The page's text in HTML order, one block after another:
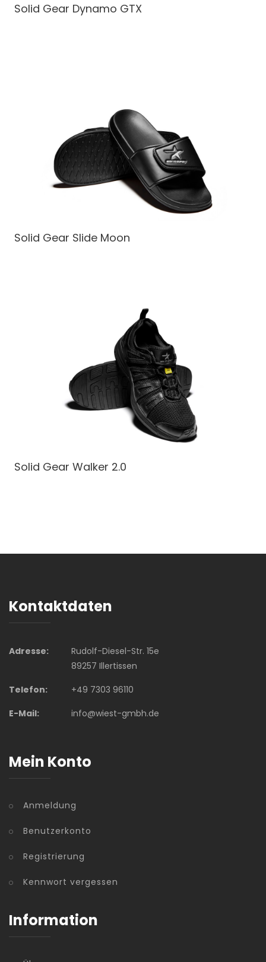
Solid Gear Dynamo GTX
Solid Gear Slide Moon
Solid Gear Walker 2.0
Kontaktdaten
Adresse:
Rudolf-Diesel-Str. 15e
89257 Illertissen
Telefon:
+49 7303 96110
E-Mail:
info@wiest-gmbh.de
Mein Konto
Anmeldung
Benutzerkonto
Registrierung
Kennwort vergessen
Information